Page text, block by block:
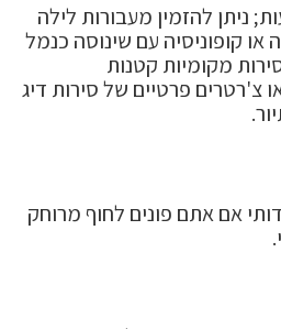
אורכות 3-4 שעות; ניתן להזמין מעבורות לילה
או קופוניסיה עם שינוסה כנמל
מקומיות קטנות
צ'רטרים פרטיים של סירות דיג
אם אתם פונים לחוף מרוחק